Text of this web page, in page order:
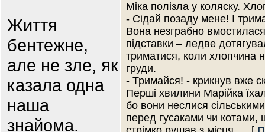
Життя
бентежне,
але не зле, як
казала одна
наша
знайома.
Міка полізла у коляску.
- Сідай позаду мене! І
Вона незграбно
підставки – ледве
триматися, коли хлопчина
груди.
- Тримайся! - крикнув вже
Перші хвилини Марійка
бо вони неслися
перед гусаками чи